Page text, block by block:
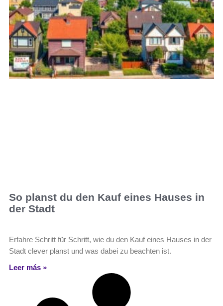
So planst du den Kauf eines Hauses in
der Stadt
Erfahre Schritt für Schritt, wie du den Kauf eines Hauses in der
Stadt clever planst und was dabei zu beachten ist.
Leer más »